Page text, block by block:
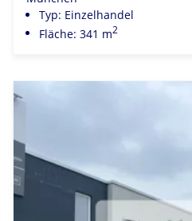
Typ: Einzelhandel
Fläche: 341 m2